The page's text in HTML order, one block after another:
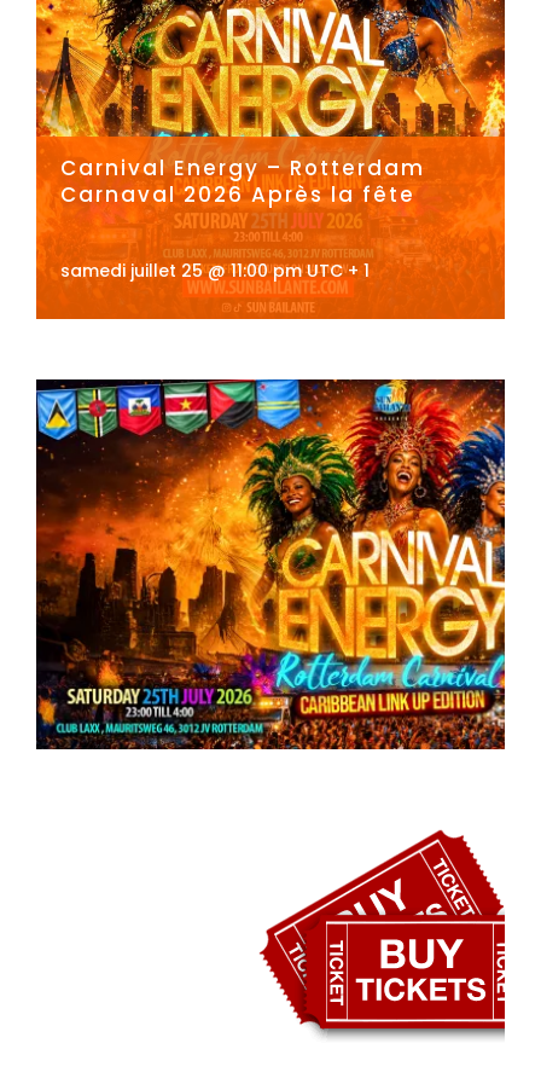
Carnival Energy – Rotterdam
Carnaval 2026 Après la fête
samedi juillet 25 @ 11:00 pm UTC + 1